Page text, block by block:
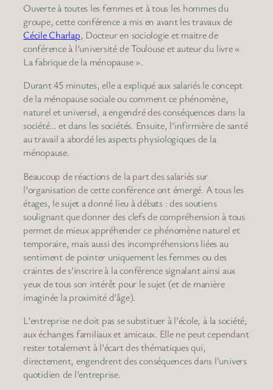
Ouverte à toutes les femmes et à tous les hommes du
groupe, cette conférence a mis en avant les travaux de
Cécile Charlap, Docteur en sociologie et maitre de
conférence à l’université de Toulouse et auteur du livre «
La fabrique de la ménopause ».
Durant 45 minutes, elle a expliqué aux salariés le concept
de la ménopause sociale ou comment ce phénomène,
naturel et universel, a engendré des conséquences dans la
société… et dans les sociétés. Ensuite, l’infirmière de santé
au travail a abordé les aspects physiologiques de la
ménopause.
Beaucoup de réactions de la part des salariés sur
l’organisation de cette conférence ont émergé. A tous les
étages, le sujet a donné lieu à débats : des soutiens
soulignant que donner des clefs de compréhension à tous
permet de mieux appréhender ce phénomène naturel et
temporaire, mais aussi des incompréhensions liées au
sentiment de pointer uniquement les femmes ou des
craintes de s’inscrire à la conférence signalant ainsi aux
yeux de tous son intérêt pour le sujet (et de manière
imaginée la proximité d’âge).
L’entreprise ne doit pas se substituer à l’école, à la société,
aux échanges familiaux et amicaux. Elle ne peut cependant
rester totalement à l’écart des thématiques qui,
directement, engendrent des conséquences dans l’univers
quotidien de l’entreprise.